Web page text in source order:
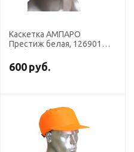
Каскетка АМПАРО
Престиж белая, 126901
600 руб.